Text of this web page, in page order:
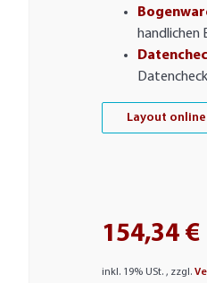
handlichen
Datencheck
Layout
154,34 €
inkl. 19% USt. , zzgl.